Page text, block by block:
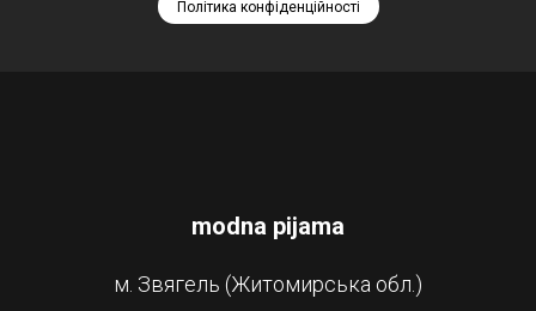
Політика конфіденційності
modna pijama
м. Звягель (Житомирська обл.)